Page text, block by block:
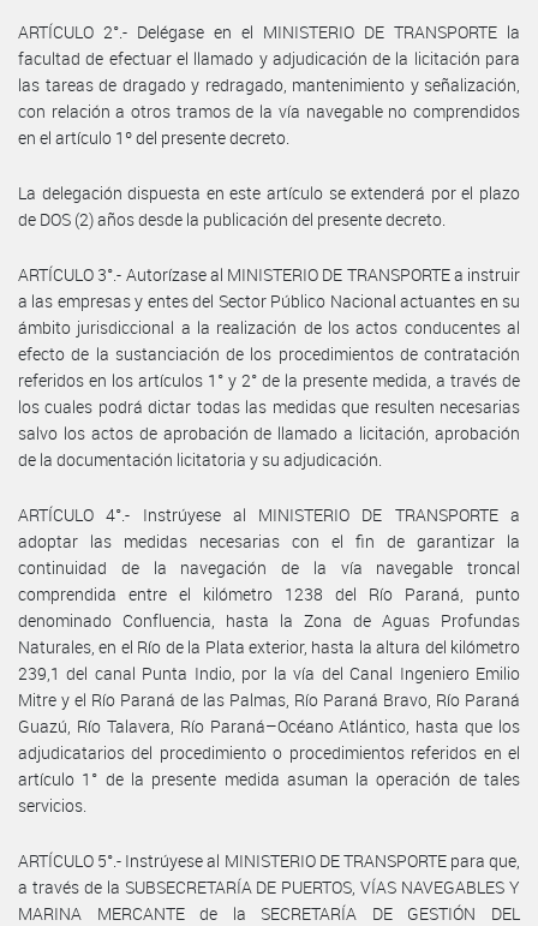
ARTÍCULO 2°.- Delégase en el MINISTERIO DE TRANSPORTE la
facultad de efectuar el llamado y adjudicación de la licitación para
las tareas de dragado y redragado, mantenimiento y señalización,
con relación a otros tramos de la vía navegable no comprendidos
en el artículo 1º del presente decreto.
La delegación dispuesta en este artículo se extenderá por el plazo
de DOS (2) años desde la publicación del presente decreto.
ARTÍCULO 3°.- Autorízase al MINISTERIO DE TRANSPORTE a instruir
a las empresas y entes del Sector Público Nacional actuantes en su
ámbito jurisdiccional a la realización de los actos conducentes al
efecto de la sustanciación de los procedimientos de contratación
referidos en los artículos 1° y 2° de la presente medida, a través de
los cuales podrá dictar todas las medidas que resulten necesarias
salvo los actos de aprobación de llamado a licitación, aprobación
de la documentación licitatoria y su adjudicación.
ARTÍCULO 4°.- Instrúyese al MINISTERIO DE TRANSPORTE a
adoptar las medidas necesarias con el fin de garantizar la
continuidad de la navegación de la vía navegable troncal
comprendida entre el kilómetro 1238 del Río Paraná, punto
denominado Confluencia, hasta la Zona de Aguas Profundas
Naturales, en el Río de la Plata exterior, hasta la altura del kilómetro
239,1 del canal Punta Indio, por la vía del Canal Ingeniero Emilio
Mitre y el Río Paraná de las Palmas, Río Paraná Bravo, Río Paraná
Guazú, Río Talavera, Río Paraná–Océano Atlántico, hasta que los
adjudicatarios del procedimiento o procedimientos referidos en el
artículo 1° de la presente medida asuman la operación de tales
servicios.
ARTÍCULO 5°.- Instrúyese al MINISTERIO DE TRANSPORTE para que,
a través de la SUBSECRETARÍA DE PUERTOS, VÍAS NAVEGABLES Y
MARINA MERCANTE de la SECRETARÍA DE GESTIÓN DEL